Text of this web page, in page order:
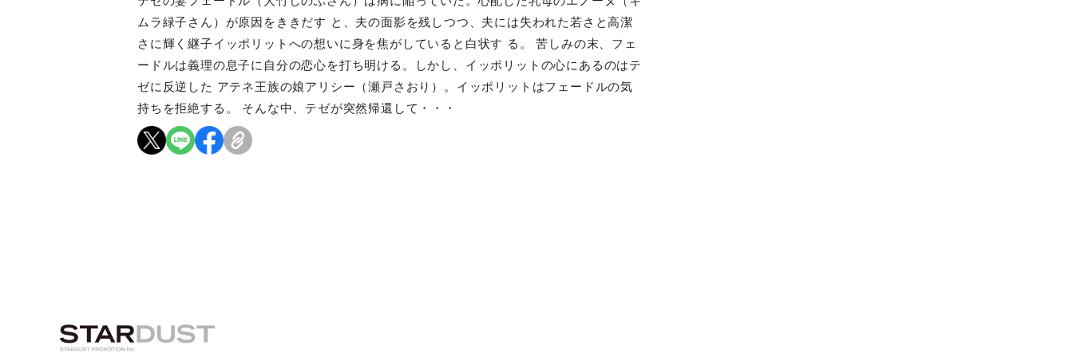
ムラ緑子さん）が原因をききだす と、夫の面影を残しつつ、夫には失われた若さと高潔
さに輝く継子イッポリットへの想いに身を焦がしていると白状す る。 苦しみの末、フェ
ードルは義理の息子に自分の恋心を打ち明ける。しかし、イッポリットの心にあるのはテ
ゼに反逆した アテネ王族の娘アリシー（瀬戸さおり）。イッポリットはフェードルの気
持ちを拒絶する。 そんな中、テゼが突然帰還して・・・